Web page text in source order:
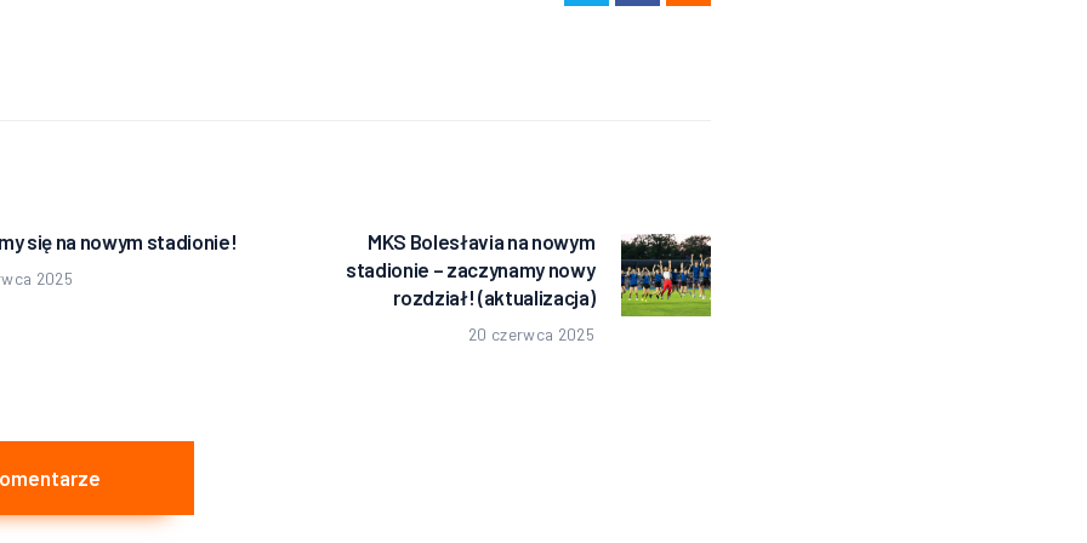
się na nowym stadionie!
2025
Następny
wpis:
MKS Bolesłavia na nowym
stadionie – zaczynamy nowy
rozdział! (aktualizacja)
20 czerwca 2025